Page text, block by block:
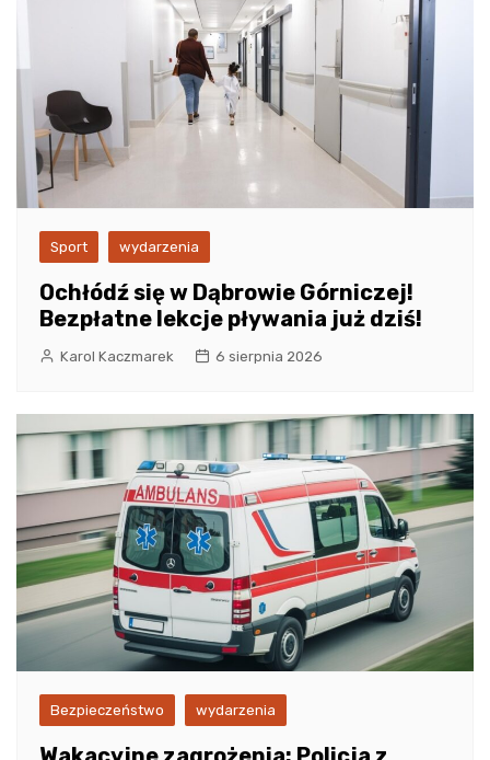
Sport wydarzenia
Ochłódź się w Dąbrowie Górniczej!
Bezpłatne lekcje pływania już dziś!
Karol Kaczmarek 6 sierpnia 2026
Bezpieczeństwo wydarzenia